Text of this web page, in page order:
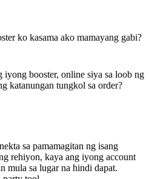
ko kasama ako mamayang gabi?
booster, online siya sa loob ng
katanungan tungkol sa order?
iyong dashboard pagkatapos nito,
mismong mga laro, idagdag ang
sa pamamagitan ng isang
rehiyon, kaya ang iyong account
mula sa lugar na hindi dapat.